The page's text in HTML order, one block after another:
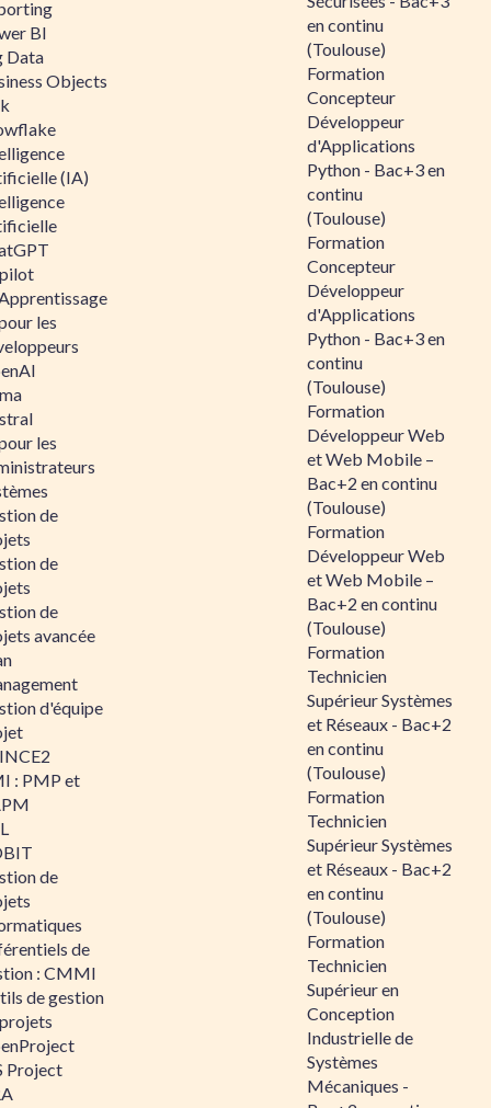
BI
Data
Objects
(IA)
les
les
de
de
de
avancée
d'équipe
: PMP et
de
de
: CMMI
de gestion
Project
en continu
(Toulouse)
Formation
Concepteur
Développeur
d'Applications
Python - Bac+3 en
continu
(Toulouse)
Formation
Concepteur
Développeur
d'Applications
Python - Bac+3 en
continu
(Toulouse)
Formation
Développeur Web
et Web Mobile –
Bac+2 en continu
(Toulouse)
Formation
Développeur Web
et Web Mobile –
Bac+2 en continu
(Toulouse)
Formation
Technicien
Supérieur Systèmes
et Réseaux - Bac+2
en continu
(Toulouse)
Formation
Technicien
Supérieur Systèmes
et Réseaux - Bac+2
en continu
(Toulouse)
Formation
Technicien
Supérieur en
Conception
Industrielle de
Systèmes
Mécaniques -